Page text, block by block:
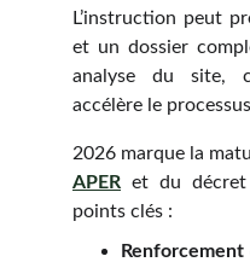
L’instruction peut
et un dossier
analyse du site,
accélère le
2026 marque la
APER et du décret
points clés :